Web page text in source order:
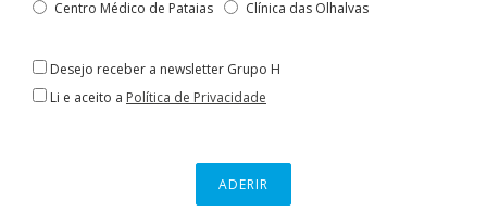
Centro Médico de Pataias Clínica das Olhalvas
Desejo receber a newsletter Grupo H
Li e aceito a Política de Privacidade
ADERIR